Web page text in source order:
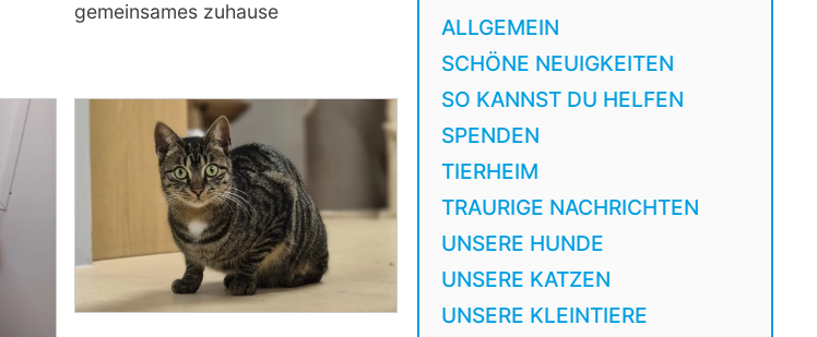
gemeinsames zuhause
ALLGEMEIN
SCHÖNE NEUIGKEITEN
SO KANNST DU HELFEN
SPENDEN
TIERHEIM
TRAURIGE NACHRICHTEN
UNSERE HUNDE
UNSERE KATZEN
UNSERE KLEINTIERE